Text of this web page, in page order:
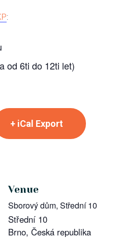
:
od 6ti do 12ti let)
+ iCal Export
Venue
Sborový dům, Střední 10
Střední 10
Brno, Česká republika